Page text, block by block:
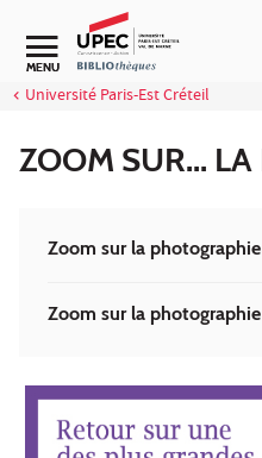
Aller au contenu
Navigation secondaire
MENU
Université Paris-Est Créteil
ZOOM SUR...
Zoom sur la
Zoom sur la